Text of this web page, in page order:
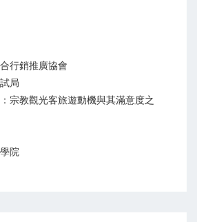
行銷推廣協會
局
宗教觀光客旅遊動機與其滿意度之
院